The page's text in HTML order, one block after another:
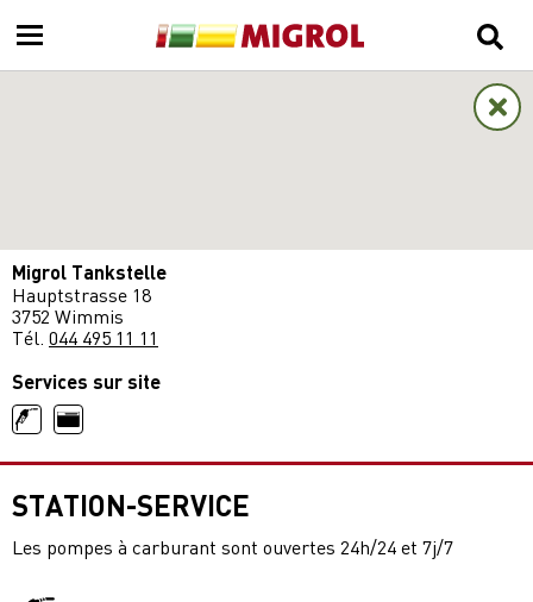
Migrol Tankstelle
Hauptstrasse 18
3752 Wimmis
Tél. 044 495 11 11
Services sur site
STATION-SERVICE
Les pompes à carburant sont ouvertes 24h/24 et 7j/7